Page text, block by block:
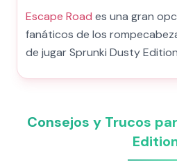
Escape Road es una gran
fanáticos de los
de jugar Sprunki Dusty
Consejos y Trucos